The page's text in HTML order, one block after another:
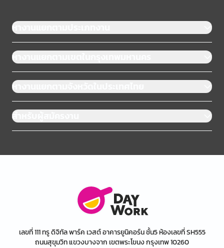
หางานแยกตามประเภทงาน
หางานแยกตามเขตในกรุงเทพมหานคร
หางานแยกตามจังหวัดในประเทศไทย
สำหรับผู้สมัครงาน
เลขที่ 111 ทรู ดิจิทัล พาร์ค เวสต์ อาคารยูนิคอร์น ชั้น5 ห้องเลขที่ SH555
ถนนสุขุมวิท แขวงบางจาก เขตพระโขนง กรุงเทพ 10260